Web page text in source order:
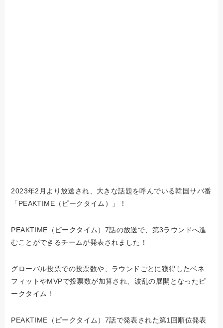
2023年2月より放送され、大きな話題を呼んでいる韓国サバ番
「PEAKTIME（ピークタイム）」！
PEAKTIME（ピークタイム）7話の放送で、第3ラウンドへ進
むことができるチームが発表されました！
グローバル投票での投票数や、ラウンドごとに獲得したベネ
フィットやMVPで投票数が加算され、波乱の展開となったピ
ークタイム！
PEAKTIME（ピークタイム）7話で発表された第1回順位発表